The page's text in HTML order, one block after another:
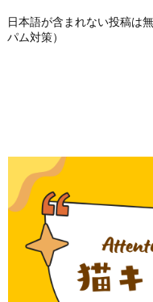
日本語が含まれない投稿は
パム対策）